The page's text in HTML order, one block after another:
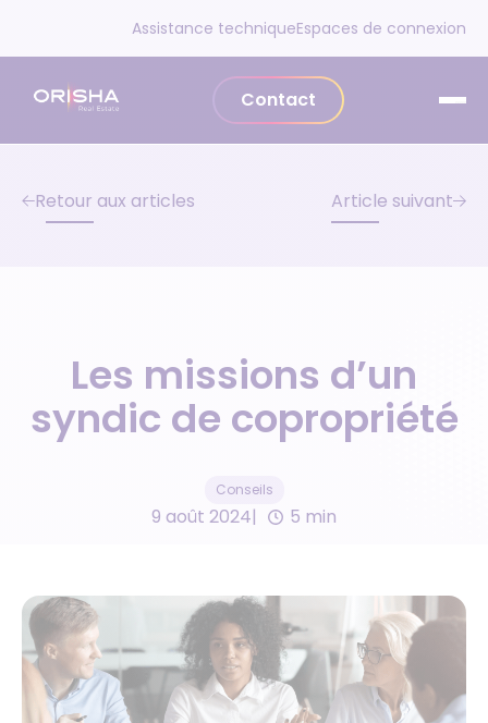
Assistance techniqueEspaces de connexion
Contact
Retour aux articles Article suivant
Les missions d’un
syndic de copropriété
Conseils
9 août 2024 5 min